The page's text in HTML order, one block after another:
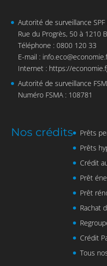
Autorité de surveillance
Rue du Progrès, 50 à 1210
Téléphone : 0800 120 33
E-mail :
Internet : https://
Autorité de surveillance
Numéro FSMA : 108781
Nos crédits
Prêts
Prêts
Crédit
Prêt
Prêt
Rachat
Crédit
Tous